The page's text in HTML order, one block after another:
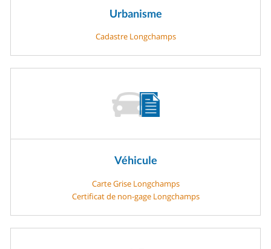
Urbanisme
Cadastre Longchamps
Véhicule
Carte Grise Longchamps
Certificat de non-gage Longchamps